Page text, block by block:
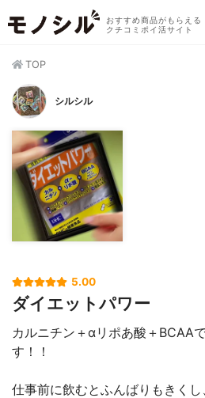
おすすめ商品がもらえる
クチコミポイ活サイト
TOP
シルシル
5.00
ダイエットパワー
カルニチン＋αリポあ酸＋BCAA
す！！
仕事前に飲むとふんばりもきく